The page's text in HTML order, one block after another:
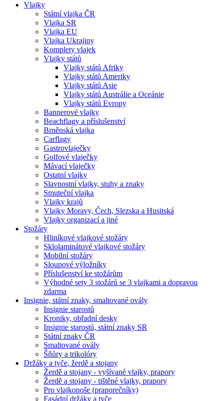
Vlajky
Státní vlajka ČR
Vlajka SR
Vlajka EU
Vlajka Ukrajiny
Komplety vlajek
Vlajky států
Vlajky států Afriky
Vlajky států Ameriky
Vlajky států Asie
Vlajky států Austrálie a Oceánie
Vlajky států Evropy
Bannerové vlajky
Beachflagy a příslušenství
Brněnská vlajka
Carflagy
Gastrovlaječky
Golfové vlaječky
Mávací vlaječky
Ostatní vlajky
Slavnostní vlajky, stuhy a znaky
Smuteční vlajka
Vlajky krajů
Vlajky Moravy, Čech, Slezska a Husitská
Vlajky organizací a jiné
Stožáry
Hliníkové vlajkové stožáry
Sklolaminátové vlajkové stožáry
Mobilní stožáry
Sloupové výložníky
Příslušenství ke stožárům
Výhodné sety 3 stožárů se 3 vlajkami a dopravou
zdarma
Insignie, státní znaky, smaltované ovály
Insignie starostů
Kroniky, obřadní desky
Insignie starostů, státní znaky SR
Státní znaky ČR
Smaltované ovály
Šňůry a trikolóry
Držáky a tyče, žerdě a stojany
Žerdě a stojany - vyšívané vlajky, prapory
Žerdě a stojany - tištěné vlajky, prapory
Pro vlajkonoše (praporečníky)
Fasádní držáky a tyče